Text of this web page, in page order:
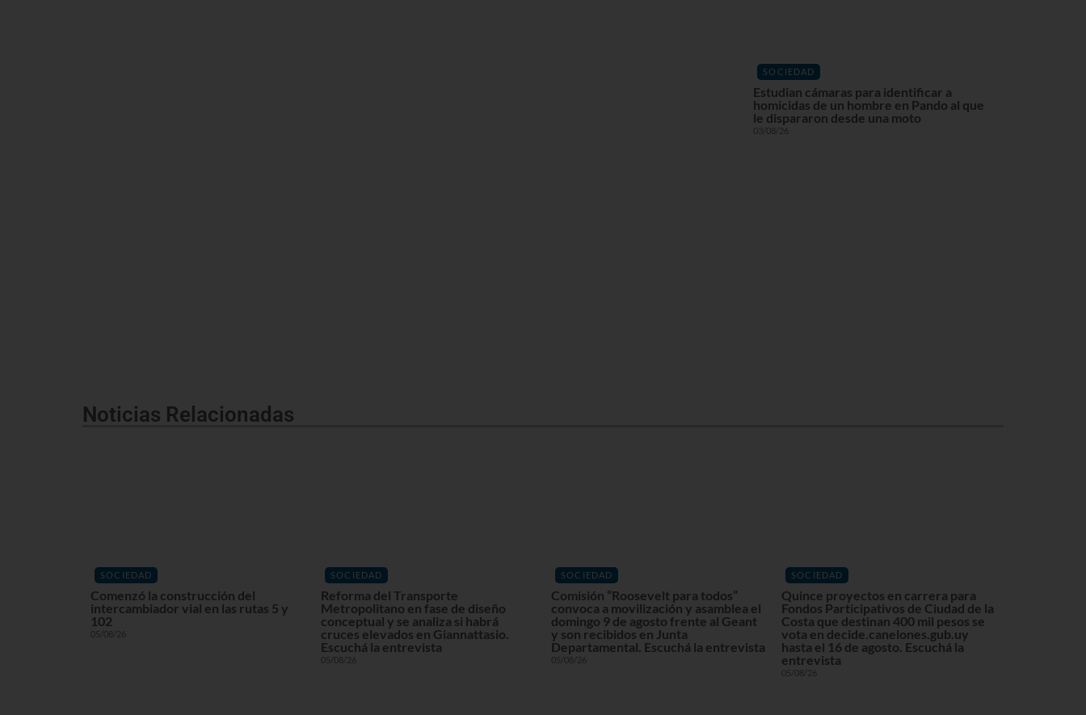
SOCIEDAD
Estudian cámaras para identificar a
homicidas de un hombre en Pando al que
le dispararon desde una moto
03/08/26
Noticias Relacionadas
SOCIEDAD
Comenzó la construcción del
intercambiador vial en las rutas 5 y
102
05/08/26
SOCIEDAD
Reforma del Transporte
Metropolitano en fase de diseño
conceptual y se analiza si habrá
cruces elevados en Giannattasio.
Escuchá la entrevista
05/08/26
SOCIEDAD
Comisión “Roosevelt para todos”
convoca a movilización y asamblea el
domingo 9 de agosto frente al Geant
y son recibidos en Junta
Departamental. Escuchá la entrevista
05/08/26
SOCIEDAD
Quince proyectos en carrera para
Fondos Participativos de Ciudad de la
Costa que destinan 400 mil pesos se
vota en decide.canelones.gub.uy
hasta el 16 de agosto. Escuchá la
entrevista
05/08/26